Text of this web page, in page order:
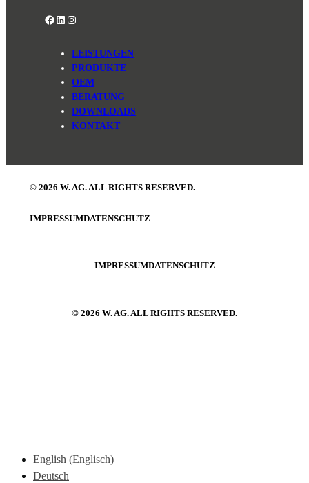
Facebook
LinkedIn
Instagram
LEISTUNGEN
PRODUKTE
OEM
BERATUNG
DOWNLOADS
KONTAKT
© 2026 W. AG. ALL RIGHTS RESERVED.
IMPRESSUMDATENSCHUTZ
IMPRESSUMDATENSCHUTZ
© 2026 W. AG. ALL RIGHTS RESERVED.
English (Englisch)
Deutsch